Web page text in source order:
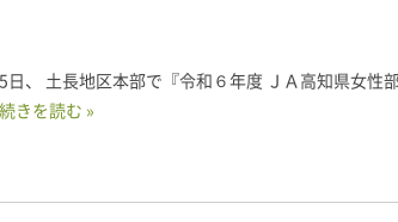
、 土長地区本部で『令和６年度 ＪＡ高知県女性
続きを読む »